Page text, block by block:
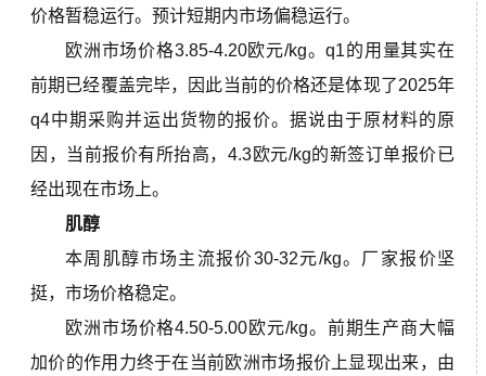
价格暂稳运行。预计短期内市场偏稳运行。
欧洲市场价格3.85-4.20欧元/kg。q1的用量其实在
前期已经覆盖完毕，因此当前的价格还是体现了2025年
q4中期采购并运出货物的报价。据说由于原材料的原
因，当前报价有所抬高，4.3欧元/kg的新签订单报价已
经出现在市场上。
肌醇
本周肌醇市场主流报价30-32元/kg。 厂家报价坚
挺，市场价格稳定。
欧洲市场价格4.50-5.00欧元/kg。前期生产商大幅
加价的作用力终于在当前欧洲市场报价上显现出来，由